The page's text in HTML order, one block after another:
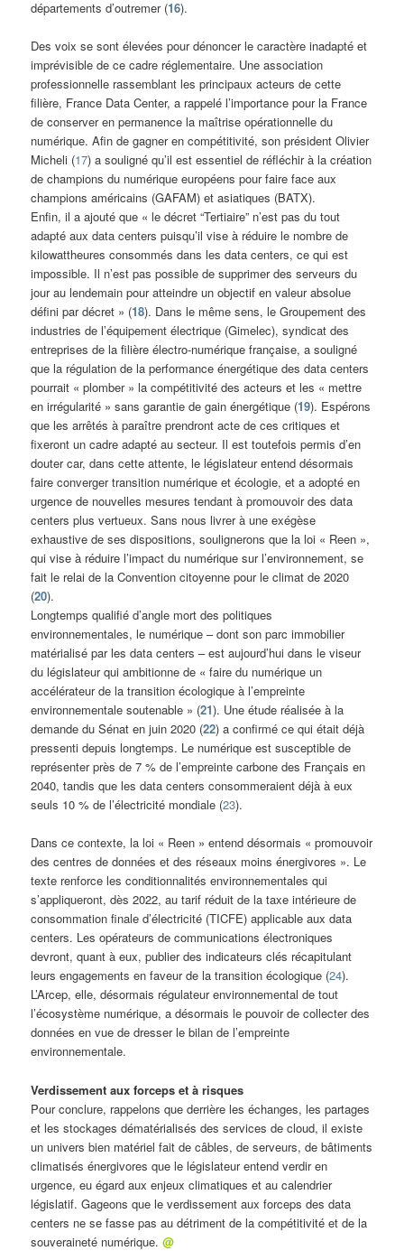
départements d’outremer (16).
Des voix se sont élevées pour dénoncer le caractère inadapté et
imprévisible de ce cadre réglementaire. Une association
professionnelle rassemblant les principaux acteurs de cette
filière, France Data Center, a rappelé l’importance pour la France
de conserver en permanence la maîtrise opérationnelle du
numérique. Afin de gagner en compétitivité, son président Olivier
Micheli (17) a souligné qu’il est essentiel de réfléchir à la création
de champions du numérique européens pour faire face aux
champions américains (GAFAM) et asiatiques (BATX).
Enfin, il a ajouté que « le décret “Tertiaire” n’est pas du tout
adapté aux data centers puisqu’il vise à réduire le nombre de
kilowattheures consommés dans les data centers, ce qui est
impossible. Il n’est pas possible de supprimer des serveurs du
jour au lendemain pour atteindre un objectif en valeur absolue
défini par décret » (18). Dans le même sens, le Groupement des
industries de l’équipement électrique (Gimelec), syndicat des
entreprises de la filière électro-numérique française, a souligné
que la régulation de la performance énergétique des data centers
pourrait « plomber » la compétitivité des acteurs et les « mettre
en irrégularité » sans garantie de gain énergétique (19). Espérons
que les arrêtés à paraître prendront acte de ces critiques et
fixeront un cadre adapté au secteur. Il est toutefois permis d’en
douter car, dans cette attente, le législateur entend désormais
faire converger transition numérique et écologie, et a adopté en
urgence de nouvelles mesures tendant à promouvoir des data
centers plus vertueux. Sans nous livrer à une exégèse
exhaustive de ses dispositions, soulignerons que la loi « Reen »,
qui vise à réduire l’impact du numérique sur l’environnement, se
fait le relai de la Convention citoyenne pour le climat de 2020
(20).
Longtemps qualifié d’angle mort des politiques
environnementales, le numérique – dont son parc immobilier
matérialisé par les data centers – est aujourd’hui dans le viseur
du législateur qui ambitionne de « faire du numérique un
accélérateur de la transition écologique à l’empreinte
environnementale soutenable » (21). Une étude réalisée à la
demande du Sénat en juin 2020 (22) a confirmé ce qui était déjà
pressenti depuis longtemps. Le numérique est susceptible de
représenter près de 7 % de l’empreinte carbone des Français en
2040, tandis que les data centers consommeraient déjà à eux
seuls 10 % de l’électricité mondiale (23).
Dans ce contexte, la loi « Reen » entend désormais « promouvoir
des centres de données et des réseaux moins énergivores ». Le
texte renforce les conditionnalités environnementales qui
s’appliqueront, dès 2022, au tarif réduit de la taxe intérieure de
consommation finale d’électricité (TICFE) applicable aux data
centers. Les opérateurs de communications électroniques
devront, quant à eux, publier des indicateurs clés récapitulant
leurs engagements en faveur de la transition écologique (24).
L’Arcep, elle, désormais régulateur environnemental de tout
l’écosystème numérique, a désormais le pouvoir de collecter des
données en vue de dresser le bilan de l’empreinte
environnementale.
Verdissement aux forceps et à risques
Pour conclure, rappelons que derrière les échanges, les partages
et les stockages dématérialisés des services de cloud, il existe
un univers bien matériel fait de câbles, de serveurs, de bâtiments
climatisés énergivores que le législateur entend verdir en
urgence, eu égard aux enjeux climatiques et au calendrier
législatif. Gageons que le verdissement aux forceps des data
centers ne se fasse pas au détriment de la compétitivité et de la
souveraineté numérique.@